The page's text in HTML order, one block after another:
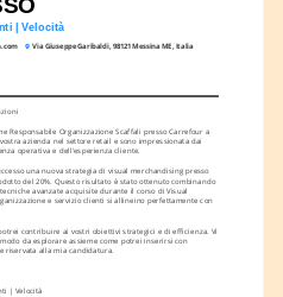
| Velocità
Via Giuseppe Garibaldi, 98121 Messina ME, Italia
Responsabile Organizzazione Scaffali presso Carrefour a
azienda nel settore retail e sono impressionata dai
operativa e dell'esperienza cliente.
una nuova strategia di visual merchandising presso
del 20%. Questo risultato è stato ottenuto combinando
avanzate acquisite durante il corso di Visual
e servizio clienti si allineino perfettamente con
contribuire ai vostri obiettivi strategici e di efficienza. Vi
da esplorare assieme come potrei inserirsi con
riservata alla mia candidatura.
| Velocità